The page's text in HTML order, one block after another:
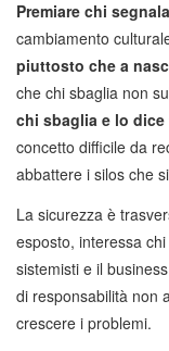
Premiare chi
cambiamento
piuttosto che a
che chi sbaglia non
chi sbaglia e lo dice
concetto difficile da
abbattere i silos che
La sicurezza è
esposto, interessa
sistemisti e il
di responsabilità non
crescere i problemi.